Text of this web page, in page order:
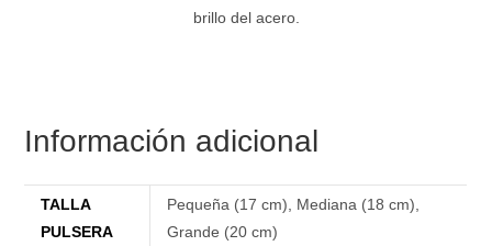
brillo del acero.
Información adicional
TALLA
PULSERA
Pequeña (17 cm) Mediana (18 cm)
Grande (20 cm)